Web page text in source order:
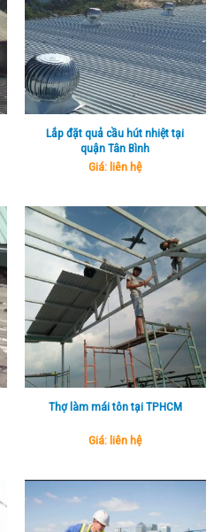
Lắp đặt quả cầu hút nhiệt tại
quận Tân Bình
Giá: liên hệ
Thợ làm mái tôn tại TPHCM
Giá: liên hệ